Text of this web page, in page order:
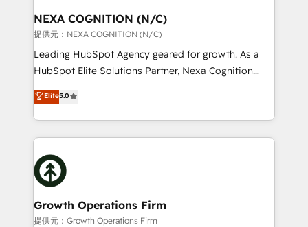
traffic, generates better leads and crushes your
revenue goals. We've worked with thousands of
HubSpot customers and we'd love to work with you
too! Clients come to us for: Advanced CRM solutions
HubSpot Data System Migrations between systems
to HubSpot New lead generation strategies Time-
website development Award-winning creative
design We live and breathe HubSpot and are ready
NEXA COGNITION (N/C)
提供元：NEXA COGNITION (N/C)
Leading HubSpot Agency geared for growth. As a
HubSpot Elite Solutions Partner, Nexa Cognition
ranks in the top 1% of global HubSpot Partners and
has been one of the longest-standing partners since
2012. We empower businesses to harness the full
potential of HubSpot by combining strategic
insights with technical excellence, we deliver
bespoke HubSpot solutions tailored to drive
measurable growth and operational efficiency. Why
Choose Nexa Cognition? 🚀 HubSpot Expertise: Our
certified team specialises in CRM implementation,
Elite5.0
Growth Operations Firm
提供元：Growth Operations Firm